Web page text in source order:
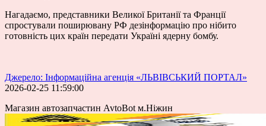
Нагадаємо, представники Великої Британії та Франції
спростували поширювану РФ дезінформацію про нібито
готовність цих країн передати Україні ядерну бомбу.
Джерело: Інформаційна агенція «ЛЬВІВСЬКИЙ ПОРТАЛ»
2026-02-25 11:59:00
Магазин автозапчастин AvtoBot м.Ніжин